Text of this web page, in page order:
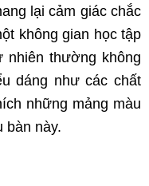
lại cảm giác chắc
không gian học tập
nhiên thường không
dáng như các chất
những mảng màu
bàn này.